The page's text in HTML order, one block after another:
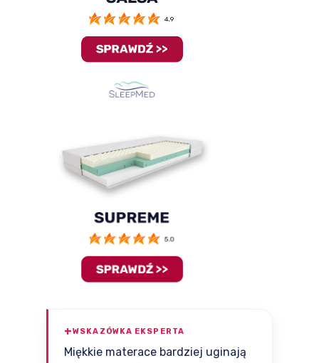
WSKAZÓWKA EKSPERTA
Miękkie materace bardziej uginają